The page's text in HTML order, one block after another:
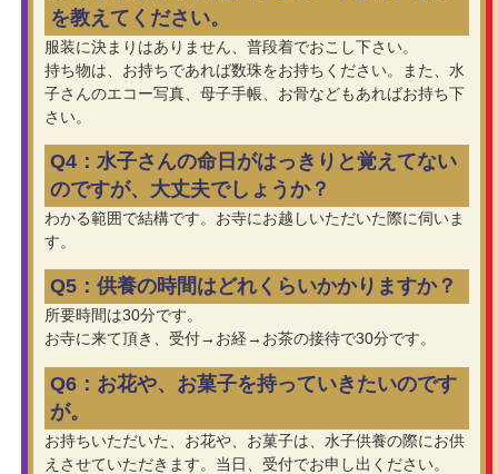
を教えてください。
服装に決まりはありません、普段着でおこし下さい。
持ち物は、お持ちであれば数珠をお持ちください。また、水
子さんのエコー写真、母子手帳、お骨などもあればお持ち下
さい。
Q4：水子さんの命日がはっきりと覚えてない
のですが、大丈夫でしょうか？
わかる範囲で結構です。お寺にお越しいただいた際に伺いま
す。
Q5：供養の時間はどれくらいかかりますか？
所要時間は30分です。
お寺に来て頂き、受付→お経→お茶の接待で30分です。
Q6：お花や、お菓子を持っていきたいのです
が。
お持ちいただいた、お花や、お菓子は、水子供養の際にお供
えさせていただきます。当日、受付でお申し出ください。